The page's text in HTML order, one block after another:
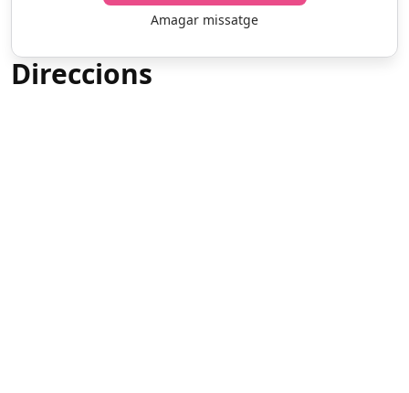
Amagar missatge
Direccions